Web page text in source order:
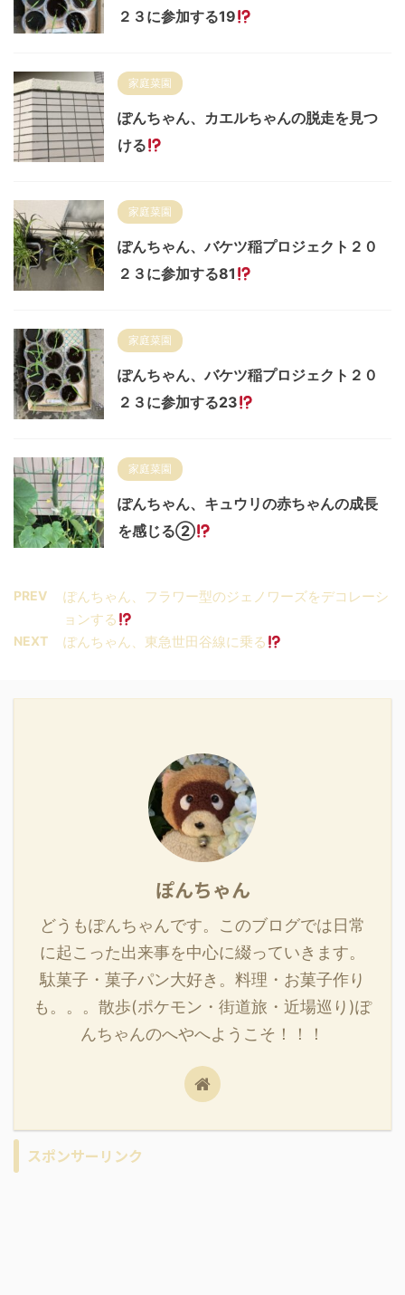
２３に参加する19
家庭菜園
ぽんちゃん、カエルちゃんの脱走を見つ
ける
家庭菜園
ぽんちゃん、バケツ稲プロジェクト２０
２３に参加する81
家庭菜園
ぽんちゃん、バケツ稲プロジェクト２０
２３に参加する23
家庭菜園
ぽんちゃん、キュウリの赤ちゃんの成長
を感じる②
PREV
ぽんちゃん、フラワー型のジェノワーズをデコレーシ
ョンする
NEXT ぽんちゃん、東急世田谷線に乗る
ぽんちゃん
どうもぽんちゃんです。このブログでは日常
に起こった出来事を中心に綴っていきます。
駄菓子・菓子パン大好き。料理・お菓子作り
も。。。散歩(ポケモン・街道旅・近場巡り)ぽ
んちゃんのへやへようこそ！！！
スポンサーリンク